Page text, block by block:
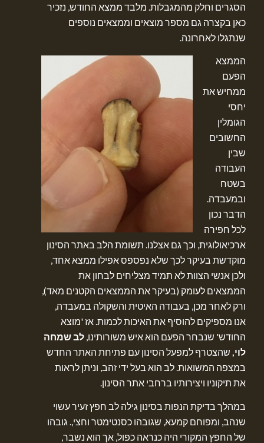
הסגרים וחלק מהמגבלות. מלבד ממצא החודש, נזכיר
כאן בקצרה גם מספר מוצאים וממצאים נוספים
שנתגלו לאחרונה.
הממצא
הפעם
ממחיש את
יחסי
הגומלין
החשובים
שבין
העבודה
בשטח
ובמעבדה.
הדבר נכון
לכל חפירה
ארכיאולוגית, וכך גם אצלנו. תשומת הלב באתר הסינון
מוקדשת בעיקר לכך שלא נפספס אפילו ממצא אחד,
ולכן אנשי הצוות לא תמיד מצליחים לבחון את
הממצאים לעומק (בעיקר את הממצאים הקטנים מאד),
ורק לאחר מכן, בעבודה האיטית והשקולה במעבדה,
אנו מספיקים להוסיף את האיכות לכמות. אז 'מוצא
החודש' שנבחר הפעם הוא איש משורותינו,לב שמחה
לוי, שהצטרף למפעל הסינון עם פתיחת האתר החדש
במצפה המשואות. לב הוא בעל ידי זהב, וניתן לראות
את תיקוניו ויצירותיו ברחבי אתר הסינון.
במהלך בדיקת הנפות בסינון גילה לב חפץ זעיר עשוי
שנהב, ומפוחם קמעא, שגובהו כסנטימטר וחצי,. גובהו
של החפץ המקורי היה כנראה כפול, אך הוא נשבר,